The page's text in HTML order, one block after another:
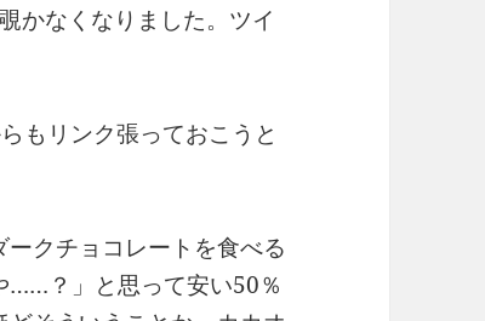
かなくなりました。ツイ
もリンク張っておこうと
クチョコレートを食べる
……？」と思って安い50％